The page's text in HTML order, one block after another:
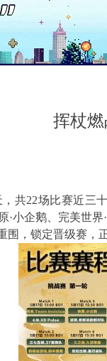
挥杖
，共22场比赛近三
原·小企鹅、完美世
围，锁定晋级赛，